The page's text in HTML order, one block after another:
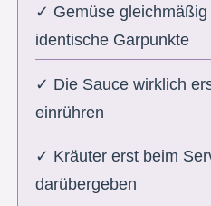
✓ Gemüse
identische Garpunkte
✓ Die Sauce wirklich
einrühren
✓ Kräuter erst beim
darübergeben